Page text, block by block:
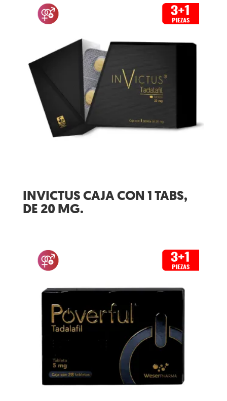
INVICTUS CAJA CON 1 TABS,
DE 20 MG.